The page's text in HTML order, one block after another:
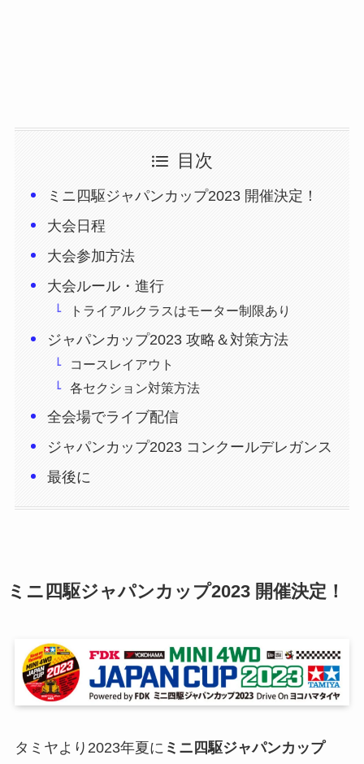
目次
ミニ四駆ジャパンカップ2023 開催決定！
大会日程
大会参加方法
大会ルール・進行
トライアルクラスはモーター制限あり
ジャパンカップ2023 攻略＆対策方法
コースレイアウト
各セクション対策方法
全会場でライブ配信
ジャパンカップ2023 コンクールデレガンス
最後に
ミニ四駆ジャパンカップ2023 開催決定！
タミヤより2023年夏に ミニ四駆ジャパンカップ